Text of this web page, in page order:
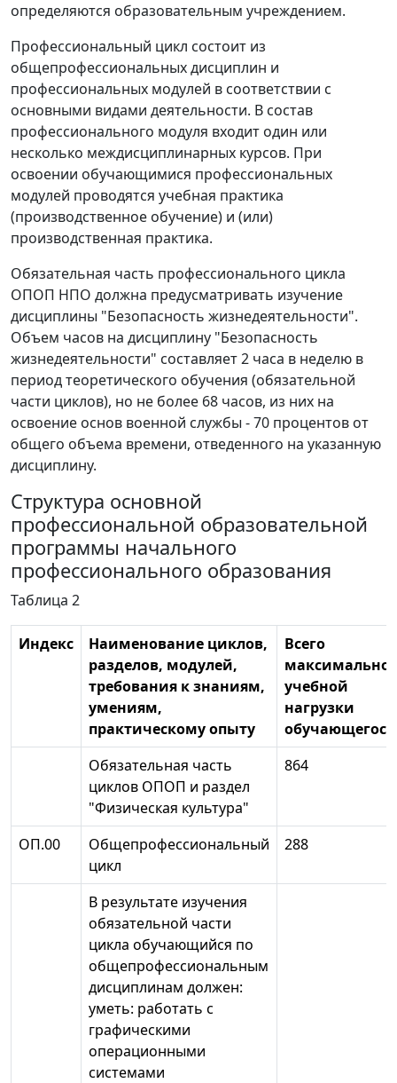
определяются образовательным учреждением.
Профессиональный цикл состоит из
общепрофессиональных дисциплин и
профессиональных модулей в соответствии с
основными видами деятельности. В состав
профессионального модуля входит один или
несколько междисциплинарных курсов. При
освоении обучающимися профессиональных
модулей проводятся учебная практика
(производственное обучение) и (или)
производственная практика.
Обязательная часть профессионального цикла
ОПОП НПО должна предусматривать изучение
дисциплины "Безопасность жизнедеятельности".
Объем часов на дисциплину "Безопасность
жизнедеятельности" составляет 2 часа в неделю в
период теоретического обучения (обязательной
части циклов), но не более 68 часов, из них на
освоение основ военной службы - 70 процентов от
общего объема времени, отведенного на указанную
дисциплину.
Структура основной
профессиональной образовательной
программы начального
профессионального образования
Таблица 2
Индекс
Наименование циклов,
разделов, модулей,
требования к знаниям,
умениям,
практическому опыту
Всего
учебной
нагрузки
обучающегося
Обязательная часть
циклов ОПОП и раздел
"Физическая культура"
864
ОП.00
Общепрофессиональный
цикл
288
В результате изучения
обязательной части
цикла обучающийся по
общепрофессиональным
дисциплинам должен:
уметь: работать с
графическими
операционными
системами